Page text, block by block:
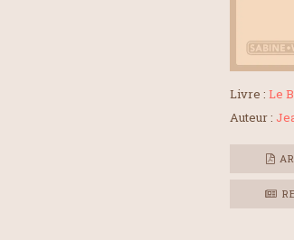
Livre : Le
Auteur :